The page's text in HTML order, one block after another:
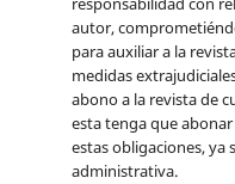
autor,
para auxiliar a la
medidas
abono a la revista de
esta tenga que
estas obligaciones, ya
administrativa.